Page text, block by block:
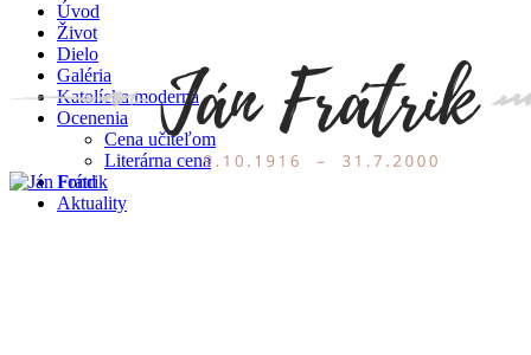
Úvod
Život
Dielo
Galéria
Katolícka moderna
Ocenenia
Cena učiteľom
Literárna cena
Fond
Aktuality